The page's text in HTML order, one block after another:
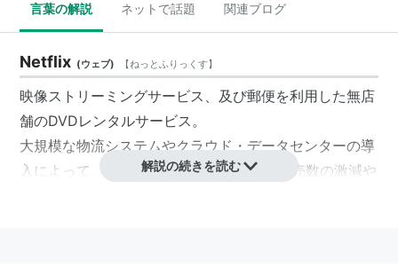
言葉の解説 ネットで話題 関連ブログ
Netflix (ウェブ) 【ねっとふりっくす】
映像ストリーミングサービス、及び郵便を利用した無店
舗のDVDレンタルサービス。
大規模な物流システムやクラウド・データセンターの導
入によって、近年急成長を遂げ、DVDの販売数の激減や
解説の続きを読む